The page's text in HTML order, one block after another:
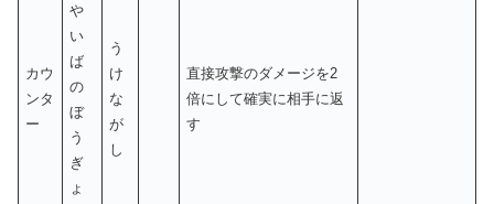
カウ
ンタ
ー
や
い
ば
の
ぼ
う
ぎ
ょ
う
け
な
が
し
直接攻撃のダメージを2
倍にして確実に相手に返
す